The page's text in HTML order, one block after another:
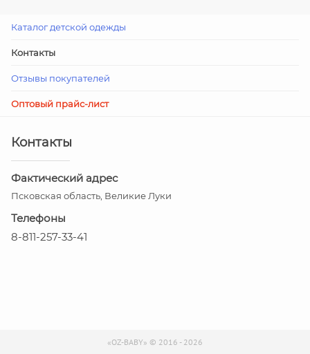
Каталог детской одежды
Контакты
Отзывы покупателей
Оптовый прайс-лист
Контакты
Фактический адрес
Псковская область, Великие Луки
Телефоны
8-811-257-33-41
«OZ-BABY» © 2016 - 2026